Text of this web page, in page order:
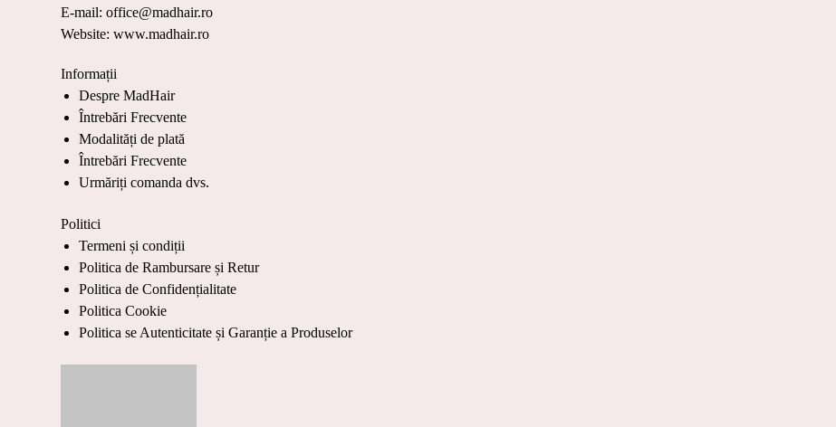
E-mail: office@madhair.ro
Website: www.madhair.ro
Informații
Despre MadHair
Întrebări Frecvente
Modalități de plată
Întrebări Frecvente
Urmăriți comanda dvs.
Politici
Termeni și condiții
Politica de Rambursare și Retur
Politica de Confidențialitate
Politica Cookie
Politica se Autenticitate și Garanție a Produselor